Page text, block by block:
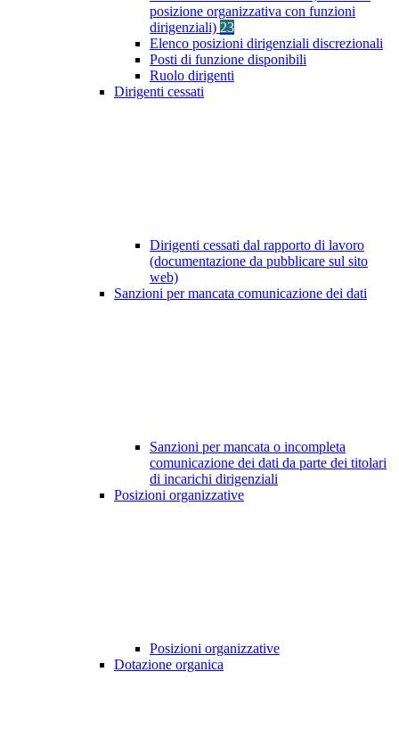
posizione organizzativa con funzioni
dirigenziali) 23
Elenco posizioni dirigenziali discrezionali
Posti di funzione disponibili
Ruolo dirigenti
Dirigenti cessati
Dirigenti cessati dal rapporto di lavoro
(documentazione da pubblicare sul sito
web)
Sanzioni per mancata comunicazione dei dati
Sanzioni per mancata o incompleta
comunicazione dei dati da parte dei titolari
di incarichi dirigenziali
Posizioni organizzative
Posizioni organizzative
Dotazione organica